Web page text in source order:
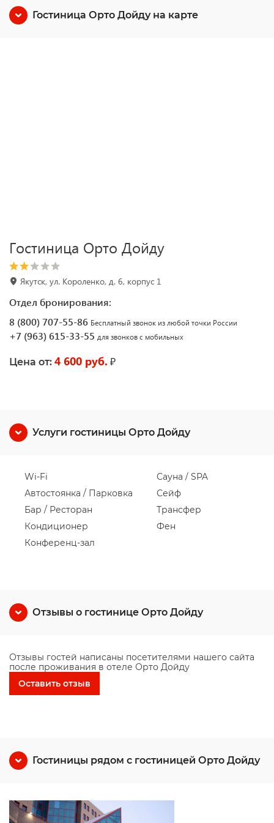
Гостиница Орто Дойду на карте
Гостиница Орто Дойду
Якутск, ул. Короленко, д. 6, корпус 1
Отдел бронирования:
8 (800) 707-55-86 Бесплатный звонок из любой точки России
+7 (963) 615-33-55 для звонков с мобильных
Цена от: 4 600 руб. ₽
Услуги гостиницы Орто Дойду
Wi-Fi
Автостоянка / Парковка
Бар / Ресторан
Кондиционер
Конференц-зал
Сауна / SPA
Сейф
Трансфер
Фен
Отзывы о гостинице Орто Дойду
Отзывы гостей написаны посетителями нашего сайта
после проживания в отеле Орто Дойду
Оставить отзыв
Гостиницы рядом с гостиницей Орто Дойду